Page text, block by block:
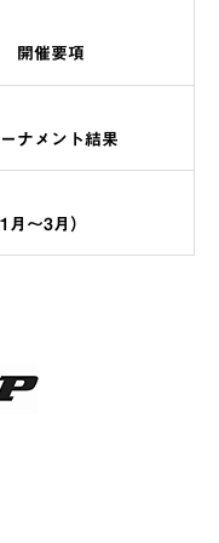
開催要項
ナメント結果
～3月）